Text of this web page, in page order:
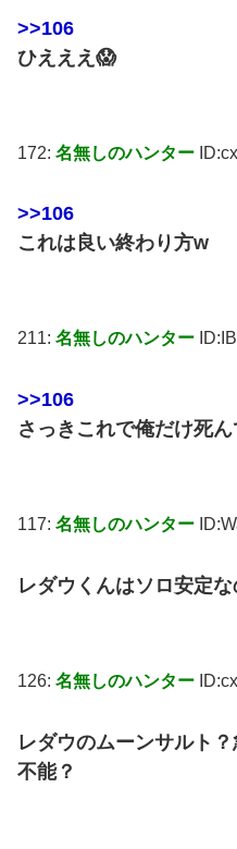
>>106
ひえええ😱
172: 名無しのハンター
>>106
これは良い終わり方w
211: 名無しのハンター
>>106
さっきこれで俺だけ死
117: 名無しのハンター
レダウくんはソロ安定
126: 名無しのハンター
レダウのムーンサルト
不能？